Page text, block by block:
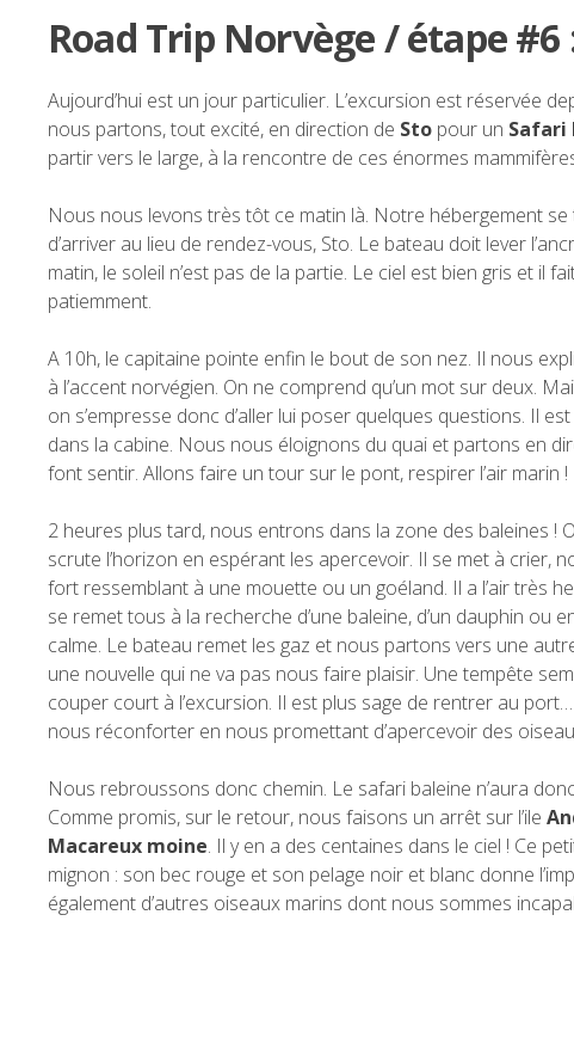
Road Trip Norvège / étape #6
Aujourd’hui est un jour particulier. L’excursion est réservée
nous partons, tout excité, en direction de Sto pour un Safari
partir vers le large, à la rencontre de ces énormes
Nous nous levons très tôt ce matin là. Notre hébergement se
d’arriver au lieu de rendez-vous, Sto. Le bateau doit lever
matin, le soleil n’est pas de la partie. Le ciel est bien gris et il
patiemment.
A 10h, le capitaine pointe enfin le bout de son nez. Il nous
à l’accent norvégien. On ne comprend qu’un mot sur deux.
on s’empresse donc d’aller lui poser quelques questions. Il
dans la cabine. Nous nous éloignons du quai et partons en
font sentir. Allons faire un tour sur le pont, respirer l’air marin !
2 heures plus tard, nous entrons dans la zone des baleines !
scrute l’horizon en espérant les apercevoir. Il se met à crier,
fort ressemblant à une mouette ou un goéland. Il a l’air très
se remet tous à la recherche d’une baleine, d’un dauphin ou
calme. Le bateau remet les gaz et nous partons vers une
une nouvelle qui ne va pas nous faire plaisir. Une tempête
couper court à l’excursion. Il est plus sage de rentrer au
nous réconforter en nous promettant d’apercevoir des
Nous rebroussons donc chemin. Le safari baleine n’aura
Comme promis, sur le retour, nous faisons un arrêt sur l’ile
Macareux moine. Il y en a des centaines dans le ciel ! Ce
mignon : son bec rouge et son pelage noir et blanc donne
également d’autres oiseaux marins dont nous sommes